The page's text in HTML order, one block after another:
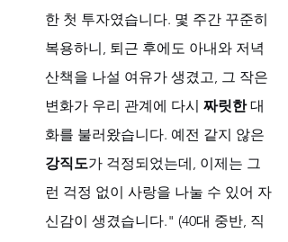
한 첫 투자였습니다. 몇 주간 꾸준히
복용하니, 퇴근 후에도 아내와 저녁
산책을 나설 여유가 생겼고, 그 작은
변화가 우리 관계에 다시 짜릿한 대
화를 불러왔습니다. 예전 같지 않은
강직도가 걱정되었는데, 이제는 그
런 걱정 없이 사랑을 나눌 수 있어 자
신감이 생겼습니다." (40대 중반, 직